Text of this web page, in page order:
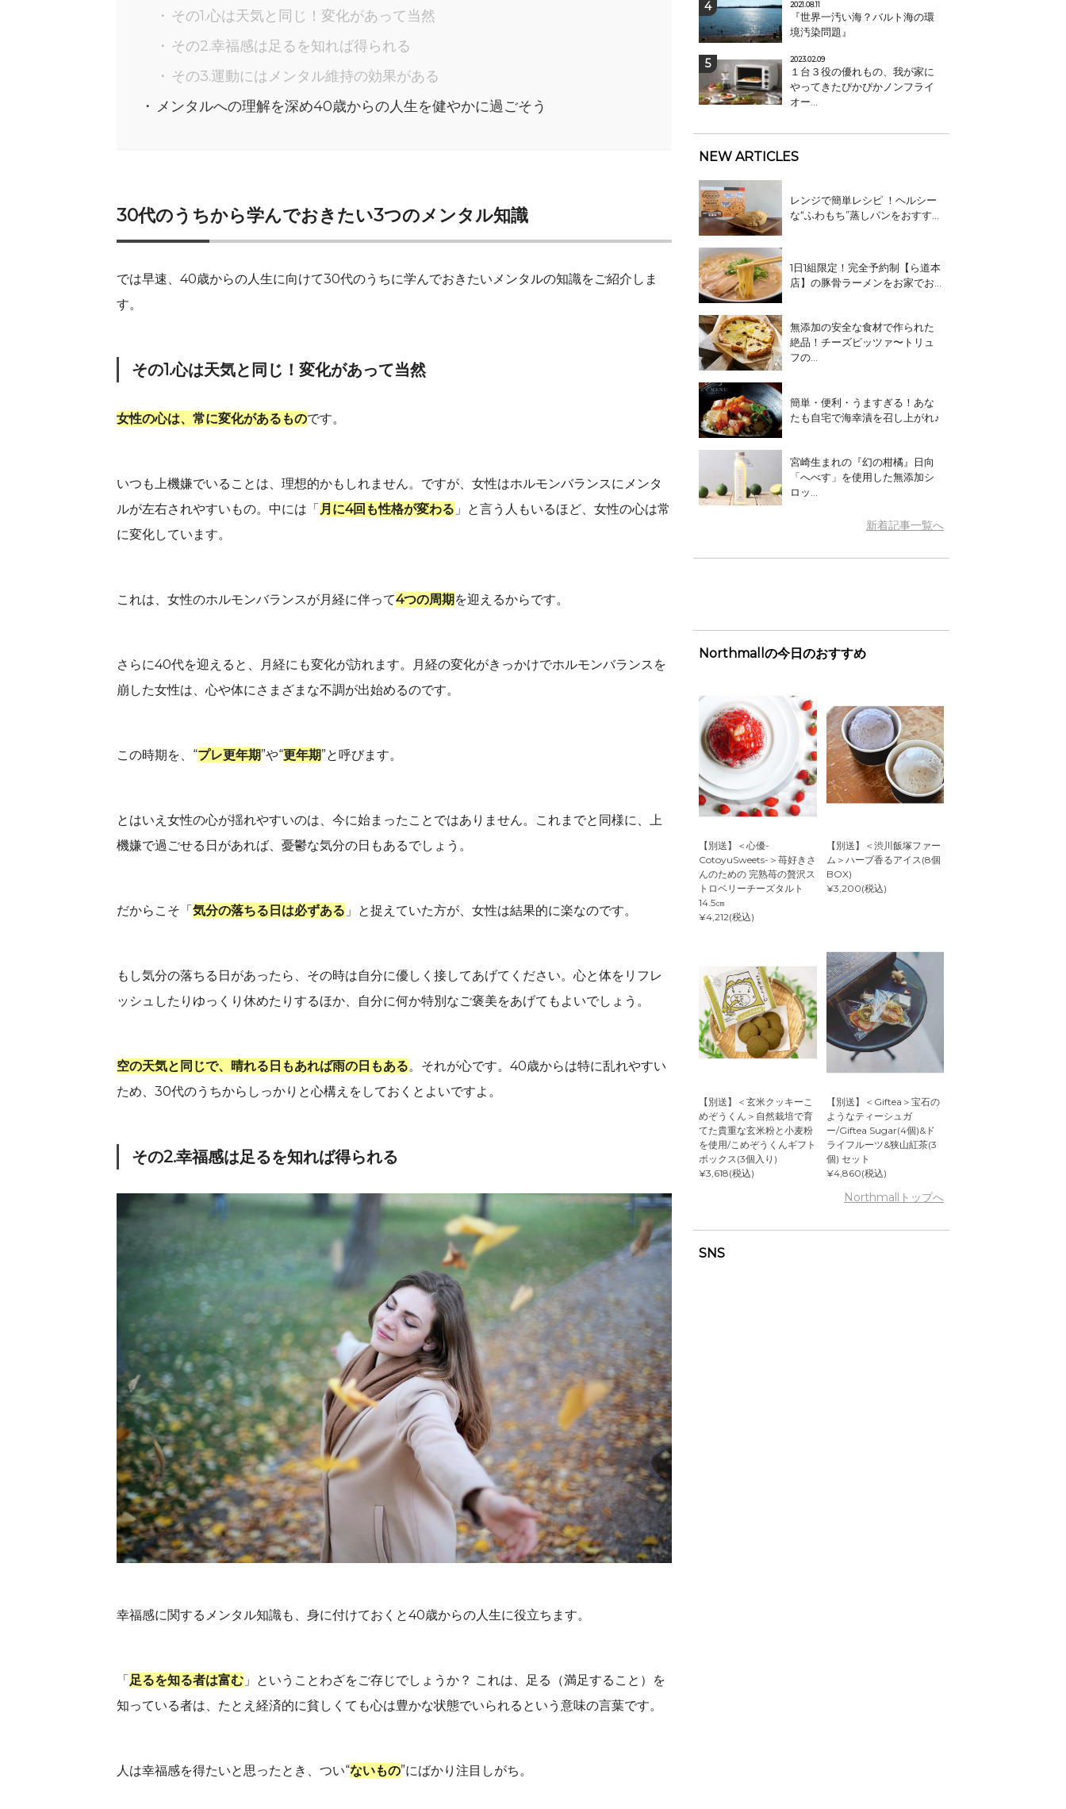
その1.心は天気と同じ！変化があって当然
その2.幸福感は足るを知れば得られる
その3.運動にはメンタル維持の効果がある
メンタルへの理解を深め40歳からの人生を健やかに過ごそう
30代のうちから学んでおきたい3つのメンタル知識
では早速、40歳からの人生に向けて30代のうちに学んでおきたいメンタルの知識をご紹介しま
す。
その1.心は天気と同じ！変化があって当然
女性の心は、常に変化があるものです。
いつも上機嫌でいることは、理想的かもしれません。ですが、女性はホルモンバランスにメンタ
ルが左右されやすいもの。中には「 月に4回も性格が変わる 」と言う人もいるほど、女性の心は常
に変化しています。
これは、女性のホルモンバランスが月経に伴って4つの周期を迎えるからです。
さらに40代を迎えると、月経にも変化が訪れます。月経の変化がきっかけでホルモンバランスを
崩した女性は、心や体にさまざまな不調が出始めるのです。
この時期を、“プレ更年期”や“更年期”と呼びます。
とはいえ女性の心が揺れやすいのは、今に始まったことではありません。これまでと同様に、上
機嫌で過ごせる日があれば、憂鬱な気分の日もあるでしょう。
だからこそ「気分の落ちる日は必ずある 」と捉えていた方が、女性は結果的に楽なのです。
もし気分の落ちる日があったら、その時は自分に優しく接してあげてください。心と体をリフレ
ッシュしたりゆっくり休めたりするほか、自分に何か特別なご褒美をあげてもよいでしょう。
空の天気と同じで、晴れる日もあれば雨の日もある。それが心です。40歳からは特に乱れやすい
ため、30代のうちからしっかりと心構えをしておくとよいですよ。
その2.幸福感は足るを知れば得られる
幸福感に関するメンタル知識も、身に付けておくと40歳からの人生に役立ちます。
「足るを知る者は富む 」ということわざをご存じでしょうか？ これは、足る（満足すること）を
知っている者は、たとえ経済的に貧しくても心は豊かな状態でいられるという意味の言葉です。
人は幸福感を得たいと思ったとき、つい“ないもの”にばかり注目しがち。
2021.08.11
『世界一汚い海？バルト海の環
境汚染問題』
2023.02.09
１台３役の優れもの、我が家に
やってきたぴかぴかノンフライ
オー...
NEW ARTICLES
レンジで簡単レシピ ！ヘルシー
な“ふわもち”蒸しパンをおすす...
1日1組限定！完全予約制【ら道本
店】の豚骨ラーメンをお家でお...
無添加の安全な食材で作られた
絶品！チーズピッツァ〜トリュ
フの...
簡単・便利・うますぎる！あな
たも自宅で海幸漬を召し上がれ♪
宮崎生まれの『幻の柑橘』日向
「へべす」を使用した無添加シ
ロッ...
新着記事一覧へ
Northmallの今日のおすすめ
【別送】＜心優-
CotoyuSweets-＞苺好きさ
んのための 完熟苺の贅沢ス
トロベリーチーズタルト
14.5㎝
¥4,212(税込)
【別送】＜渋川飯塚ファー
ム＞ハーブ香るアイス(8個
BOX)
¥3,200(税込)
【別送】＜玄米クッキーこ
めぞうくん＞自然栽培で育
てた貴重な玄米粉と小麦粉
を使用/こめぞうくんギフト
ボックス(3個入り)
¥3,618(税込)
【別送】＜Giftea＞宝石の
ようなティーシュガ
ー/Giftea Sugar(4個)&ド
ライフルーツ&狭山紅茶(3
個) セット
¥4,860(税込)
Northmallトップへ
SNS